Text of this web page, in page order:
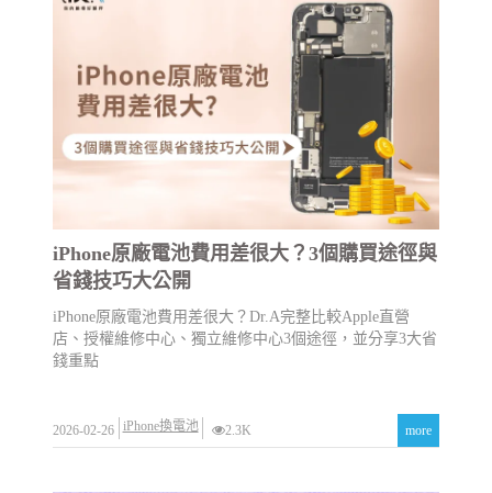
iPhone原廠電池費用差很大？3個購買途徑與
省錢技巧大公開
iPhone原廠電池費用差很大？Dr.A完整比較Apple直營
店、授權維修中心、獨立維修中心3個途徑，並分享3大省
錢重點
2026-02-26 iPhone換電池 2.3K more